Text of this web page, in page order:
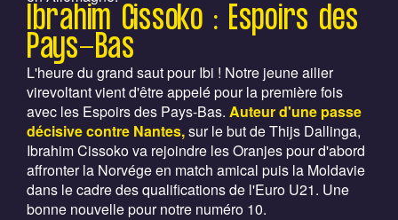
Ibrahim Cissoko : Espoirs des
Pays-Bas
L'heure du grand saut pour Ibi ! Notre jeune ailier
virevoltant vient d'être appelé pour la première fois
avec les Espoirs des Pays-Bas. Auteur d'une passe
décisive contre Nantes,sur le but de Thijs Dallinga,
Ibrahim Cissoko va rejoindre les Oranjes pour d'abord
affronter la Norvége en match amical puis la Moldavie
dans le cadre des qualifications de l'Euro U21. Une
bonne nouvelle pour notre numéro 10.